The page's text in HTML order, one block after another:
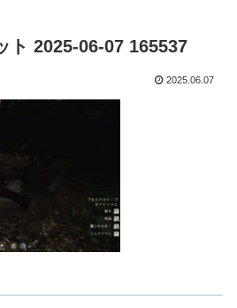
ト 2025-06-07 165537
2025.06.07